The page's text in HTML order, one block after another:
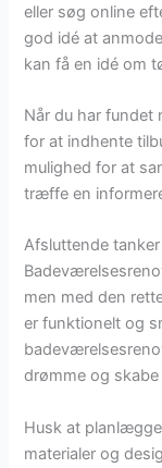
eller søg online
god idé at
kan få en idé om
Når du har fundet
for at indhente
mulighed for at
træffe en
Afsluttende
men med den
er funktionelt og
drømme og
Husk at
materialer og